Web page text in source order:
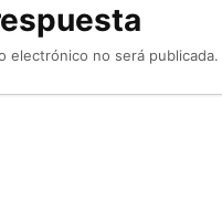
electrónico no será publicada.